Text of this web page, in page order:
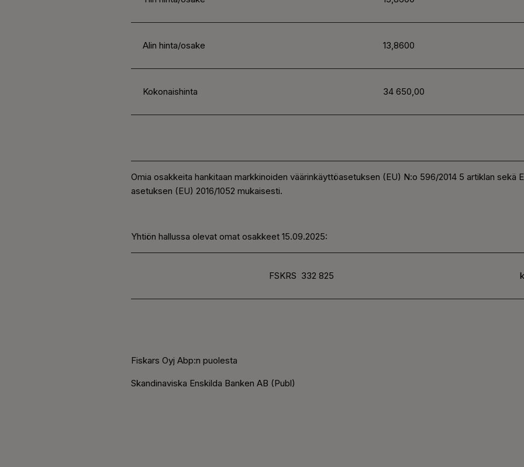
Alin hinta/osake 13,8600
Kokonaishinta 34 650,00
Omia osakkeita hankitaan markkinoiden väärinkäyttöasetuksen (EU) N:o 596/2014 5 artiklan sekä
asetuksen (EU) 2016/1052 mukaisesti.
Yhtiön hallussa olevat omat osakkeet 15.09.2025:
FSKRS 332 825
Fiskars Oyj Abp:n puolesta
Skandinaviska Enskilda Banken AB (Publ)